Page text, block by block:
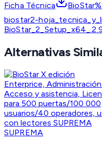
Ficha Técnica
biostar2-
Alternativas
SUPREMA